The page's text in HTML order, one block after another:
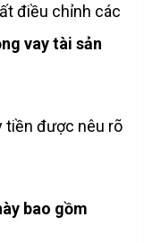
điều chỉnh các
vay tài sản
tiền được nêu rõ
bao gồm